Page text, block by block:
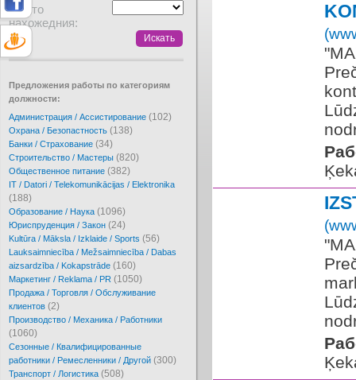
Место
нахожедния:
Предложения работы по категориям
должности:
Администрация / Ассистирование (102)
Охрана / Безопастность (138)
Банки / Страхование (34)
Cтроительство / Мастеры (820)
Oбщественное питание (382)
IT / Datori / Telekomunikācijas / Elektronika
(188)
Образование / Наука (1096)
Юриспруденция / Закон (24)
Kultūra / Māksla / Izklaide / Sports (56)
Lauksaimniecība / Mežsaimniecība / Dabas
aizsardzība / Kokapstrāde (160)
Маркетинг / Reklama / PR (1050)
Продажа / Торговля / Обслуживание
клиентов (2)
Производство / Механика / Работники
(1060)
Сезонные / Квалифицированные
работники / Ремесленники / Другой (300)
Транспорт / Логистика (508)